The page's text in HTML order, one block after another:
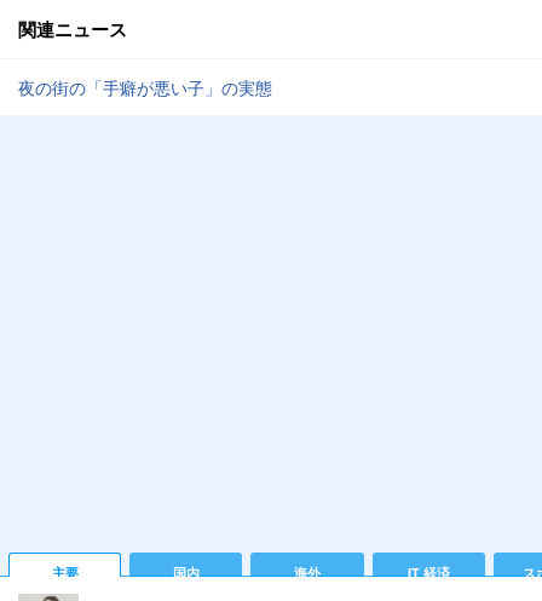
関連ニュース
夜の街の「手癖が悪い子」の実態
主要 国内 海外 IT 経済 ス